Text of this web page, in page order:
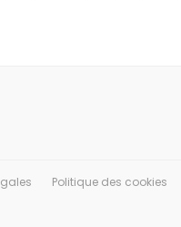
Politique des cookies